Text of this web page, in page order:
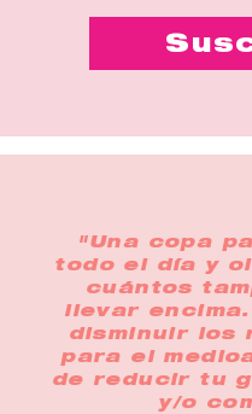
"Una copa
todo el día y
cuántos
llevar
disminuir los
para el
de reducir tu
y/o